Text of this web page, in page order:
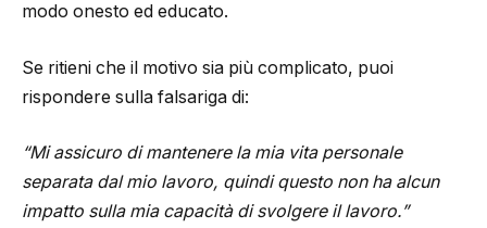
modo onesto ed educato.
Se ritieni che il motivo sia più complicato, puoi
rispondere sulla falsariga di:
“Mi assicuro di mantenere la mia vita personale
separata dal mio lavoro, quindi questo non ha alcun
impatto sulla mia capacità di svolgere il lavoro.”